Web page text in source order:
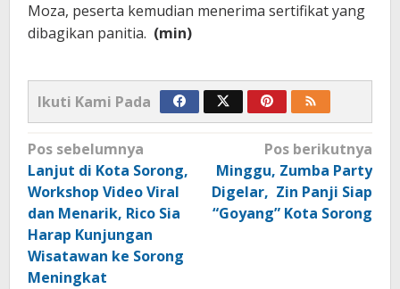
Moza, peserta kemudian menerima sertifikat yang
dibagikan panitia. (min)
Ikuti Kami Pada
Navigasi
pos
Pos sebelumnya
Lanjut di Kota Sorong,
Workshop Video Viral
dan Menarik, Rico Sia
Harap Kunjungan
Wisatawan ke Sorong
Meningkat
Pos berikutnya
Minggu, Zumba Party
Digelar, Zin Panji Siap
“Goyang” Kota Sorong